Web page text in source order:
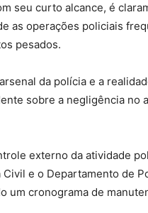
seu curto alcance, é
as operações policiais
pesados.
da polícia e a
sobre a negligência no
externo da atividade
e o Departamento de
um cronograma de